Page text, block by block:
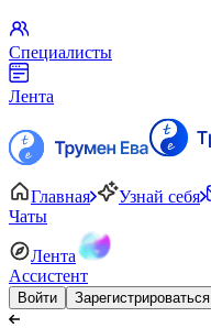
Специалисты
Лента
Главная
Узнай себя
Чаты
Лента
Ассистент
Войти Зарегистрироваться